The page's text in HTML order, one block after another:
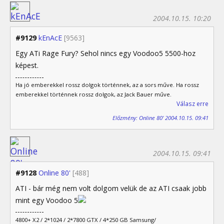
#9129 kEnAcE [9563]
2004.10.15. 10:20
Egy ATi Rage Fury? Sehol nincs egy Voodoo5 5500-hoz
képest.
Ha jó emberekkel rossz dolgok történnek, az a sors műve. Ha rossz
emberekkel történnek rossz dolgok, az Jack Bauer műve.
Válasz erre
Előzmény: Online 80' 2004.10.15. 09:41
#9128 Online 80' [488]
2004.10.15. 09:41
ATI - bár még nem volt dolgom velük de az ATI csaak jobb
mint egy Voodoo 5
4800+ X2 / 2*1024 / 2*7800 GTX / 4*250 GB Samsung/